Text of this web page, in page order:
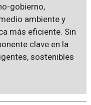
gobierno,
ambiente y
más eficiente. Sin
clave en la
sostenibles